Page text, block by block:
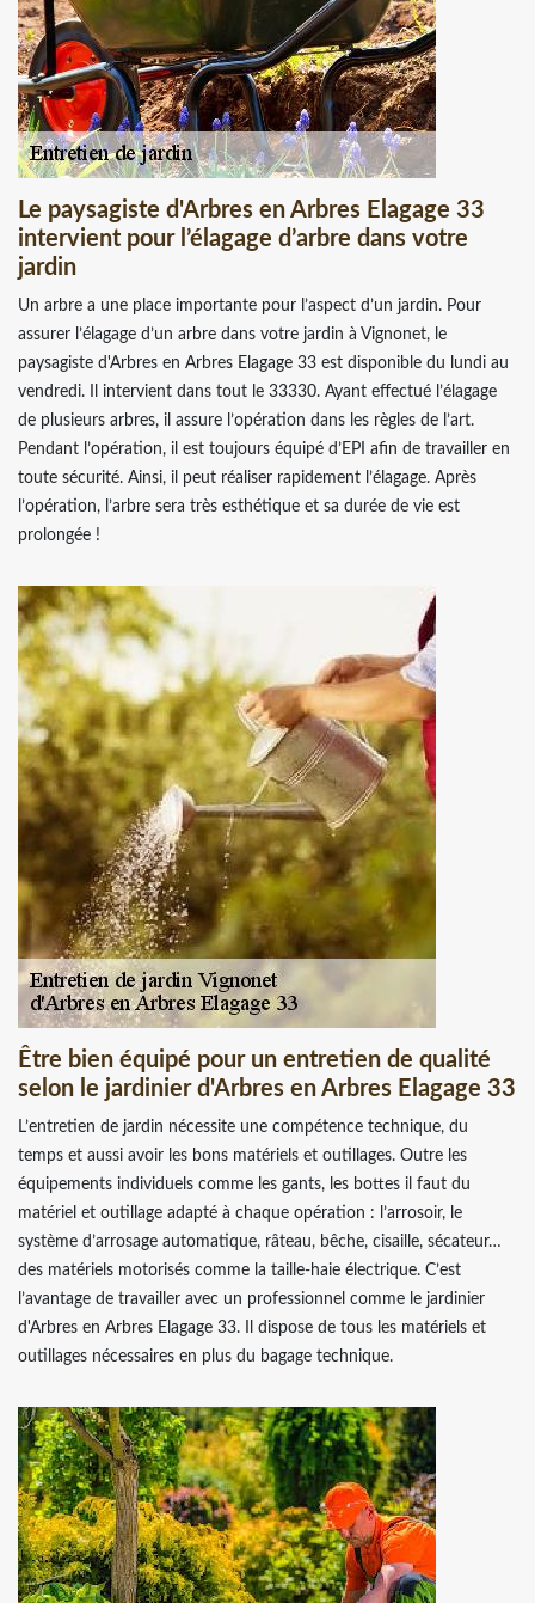
Le paysagiste d'Arbres en Arbres Elagage 33
intervient pour l’élagage d’arbre dans votre
jardin
Un arbre a une place importante pour l’aspect d’un jardin. Pour
assurer l’élagage d’un arbre dans votre jardin à Vignonet, le
paysagiste d'Arbres en Arbres Elagage 33 est disponible du lundi au
vendredi. Il intervient dans tout le 33330. Ayant effectué l’élagage
de plusieurs arbres, il assure l’opération dans les règles de l’art.
Pendant l’opération, il est toujours équipé d’EPI afin de travailler en
toute sécurité. Ainsi, il peut réaliser rapidement l’élagage. Après
l’opération, l’arbre sera très esthétique et sa durée de vie est
prolongée !
Être bien équipé pour un entretien de qualité
selon le jardinier d'Arbres en Arbres Elagage 33
L’entretien de jardin nécessite une compétence technique, du
temps et aussi avoir les bons matériels et outillages. Outre les
équipements individuels comme les gants, les bottes il faut du
matériel et outillage adapté à chaque opération : l’arrosoir, le
système d’arrosage automatique, râteau, bêche, cisaille, sécateur…
des matériels motorisés comme la taille-haie électrique. C’est
l’avantage de travailler avec un professionnel comme le jardinier
d'Arbres en Arbres Elagage 33. Il dispose de tous les matériels et
outillages nécessaires en plus du bagage technique.